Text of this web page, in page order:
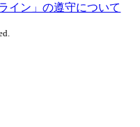
イン」の遵守について